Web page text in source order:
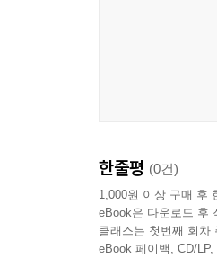
한줄평 (0건)
1,000원 이상 구매 후
eBook은 다운로드 후
클래스는 첫번째 회차
eBook 페이백, CD/